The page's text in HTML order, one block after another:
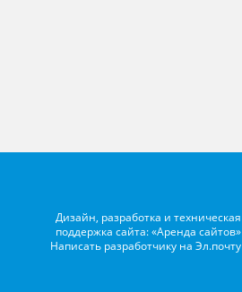
Дизайн, разработка и техническая
поддержка сайта: «Аренда сайтов»
Написать разработчику наЭл.почту